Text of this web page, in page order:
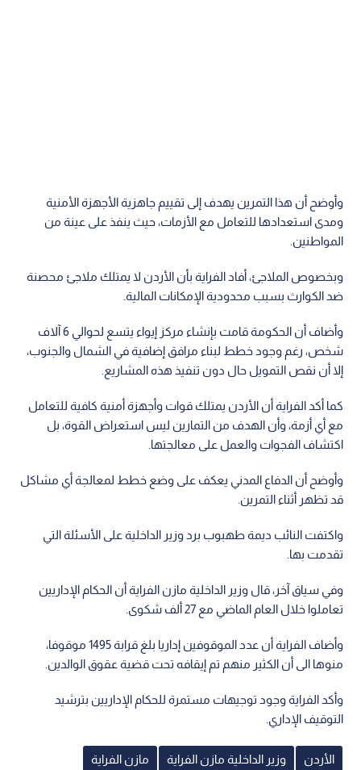
وأوضح أن هذا التمرين يهدف إلى تقييم جاهزية الأجهزة الأمنية
ومدى استعدادها للتعامل مع الأزمات، حيث ينفذ على عينة من
المواطنين.
وبخصوص الملاجئ، أفاد الفراية بأن الأردن لا يمتلك ملاجئ محصنة
ضد الكوارث بسبب محدودية الإمكانات المالية.
وأضاف أن الحكومة قامت بإنشاء مركز إيواء يتسع لحوالي 6 آلاف
شخص، رغم وجود خطط لبناء مرافق إضافية في الشمال والجنوب،
إلا أن نقص التمويل حال دون تنفيذ هذه المشاريع.
كما أكد الفراية أن الأردن يمتلك قوات وأجهزة أمنية كافية للتعامل
مع أي أزمة، وأن الهدف من التمارين ليس استعراض القوة، بل
اكتشاف الفجوات والعمل على معالجتها.
وأوضح أن الدفاع المدني يعكف على وضع خطط لمعالجة أي مشاكل
قد تظهر أثناء التمرين.
واكتفت النائب ديمة طهبوب برد وزير الداخلية على الأسئلة التي
تقدمت بها.
وفي سياق آخر، قال وزير الداخلية مازن الفراية أن الحكام الإداريين
تعاملوا خلال العام الماضي مع 27 ألف شكوى.
وأضاف الفراية أن عدد الموقوفين إداريا بلغ قرابة 1495 موقوفا،
منوها الى أن الكثير منهم تم إيقافه تحت قضية عقوق الوالدين.
وأكد الفراية وجود توجيهات مستمرة للحكام الإداريين بترشيد
التوقيف الإداري.
الأردن وزير الداخلية مازن الفراية مازن الفراية